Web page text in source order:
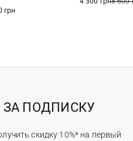
грн
ЗА ПОДПИСКУ
скидку 10%* на первый